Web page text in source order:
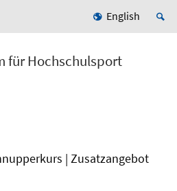
English
für Hochschulsport
| Zusatzangebot